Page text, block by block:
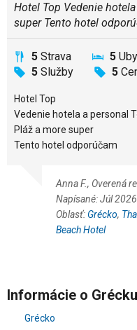
Hotel Top Vedenie
super Tento hotel
5 Strava 5
5 Služby 5
Hotel Top
Vedenie hotela a personal
Pláž a more super
Tento hotel odporúčam
Anna F., Overená
Napísané: Júl 2026
Oblasť: Grécko,
Beach Hotel
Informácie o Grécku
Grécko